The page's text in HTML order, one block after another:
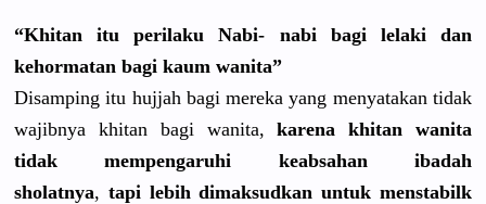
“Khitan itu perilaku Nabi- nabi bagi lelaki dan
kehormatan bagi kaum wanita”
Disamping itu hujjah bagi mereka yang menyatakan tidak
wajibnya khitan bagi wanita,karena khitan wanita
tidak mempengaruhi keabsahan ibadah
sholatnya, tapi lebih dimaksudkan untuk menstabilk